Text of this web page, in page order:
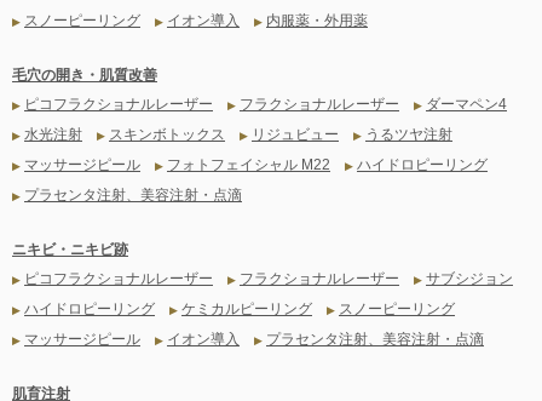
▶ スノーピーリング ▶ イオン導入 ▶ 内服薬・外用薬
毛穴の開き・肌質改善
▶ ピコフラクショナルレーザー ▶ フラクショナルレーザー ▶ ダーマペン4
▶ 水光注射 ▶ スキンボトックス ▶ リジュビュー ▶ うるツヤ注射
▶ マッサージピール ▶ フォトフェイシャル M22 ▶ ハイドロピーリング
▶ プラセンタ注射、美容注射・点滴
ニキビ・ニキビ跡
▶ ピコフラクショナルレーザー ▶ フラクショナルレーザー ▶ サブシジョン
▶ ハイドロピーリング ▶ ケミカルピーリング ▶ スノーピーリング
▶ マッサージピール ▶ イオン導入 ▶ プラセンタ注射、美容注射・点滴
肌育注射